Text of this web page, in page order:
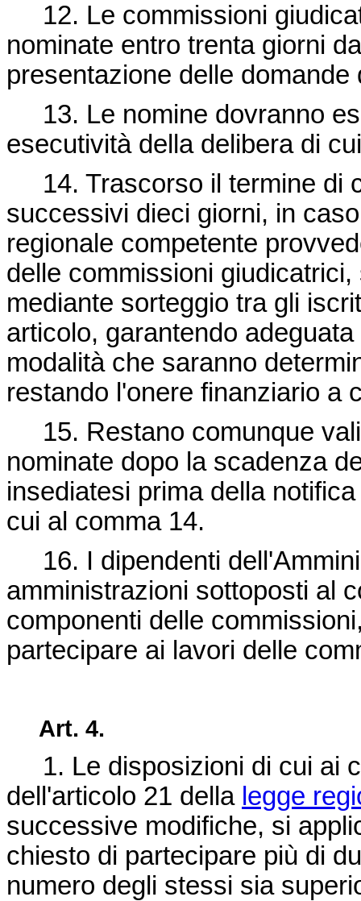
12. Le commissioni
nominate entro trenta giorni
presentazione delle
13. Le nomine dovranno
esecutività della delibera di
14. Trascorso il termine di
successivi dieci giorni, in
regionale competente
delle commissioni
mediante sorteggio tra gli
articolo, garantendo
modalità che saranno
restando l'onere finanziario a
15. Restano comunque
nominate dopo la scadenza
insediatesi prima della
cui al comma 14.
16. I dipendenti
amministrazioni sottoposti al
componenti delle
partecipare ai lavori delle
Art. 4.
1. Le disposizioni di cui ai
dell'articolo 21 della legge
successive modifiche, si
chiesto di partecipare più di
numero degli stessi sia